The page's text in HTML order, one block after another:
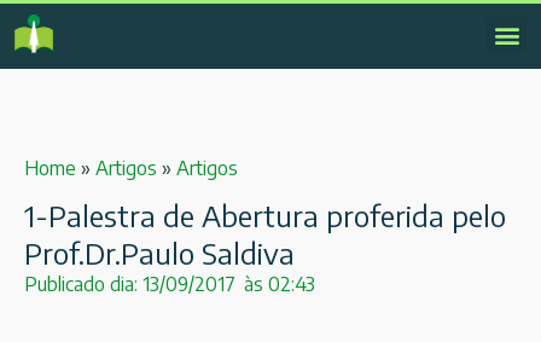
Home » Artigos » Artigos
1-Palestra de Abertura proferida pelo
Prof.Dr.Paulo Saldiva
Publicado dia: 13/09/2017 às 02:43